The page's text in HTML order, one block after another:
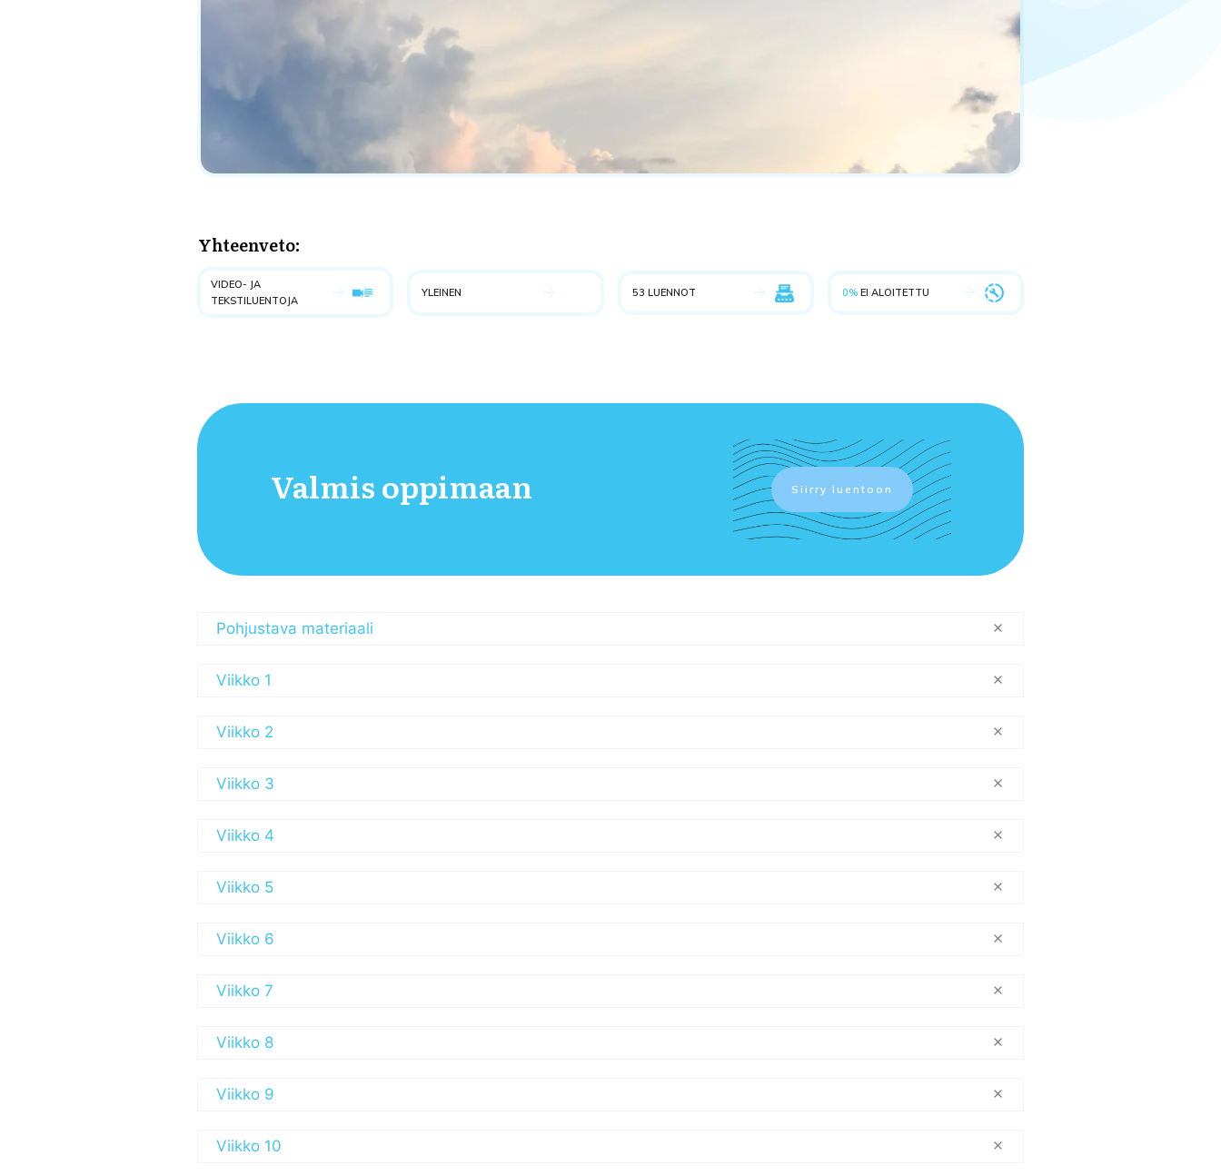
Yhteenveto:
VIDEO- JA
TEKSTILUENTOJA
YLEINEN 53 LUENNOT 0% EI ALOITETTU
Valmis oppimaan Siirry luentoon
Pohjustava materiaali
Viikko 1
Viikko 2
Viikko 3
Viikko 4
Viikko 5
Viikko 6
Viikko 7
Viikko 8
Viikko 9
Viikko 10